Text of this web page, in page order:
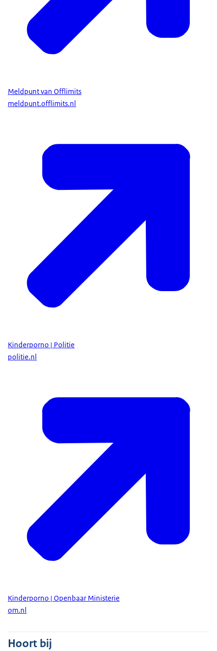
Meldpunt van Offlimits
meldpunt.offlimits.nl
Kinderporno | Politie
politie.nl
Kinderporno | Openbaar Ministerie
om.nl
Hoort bij